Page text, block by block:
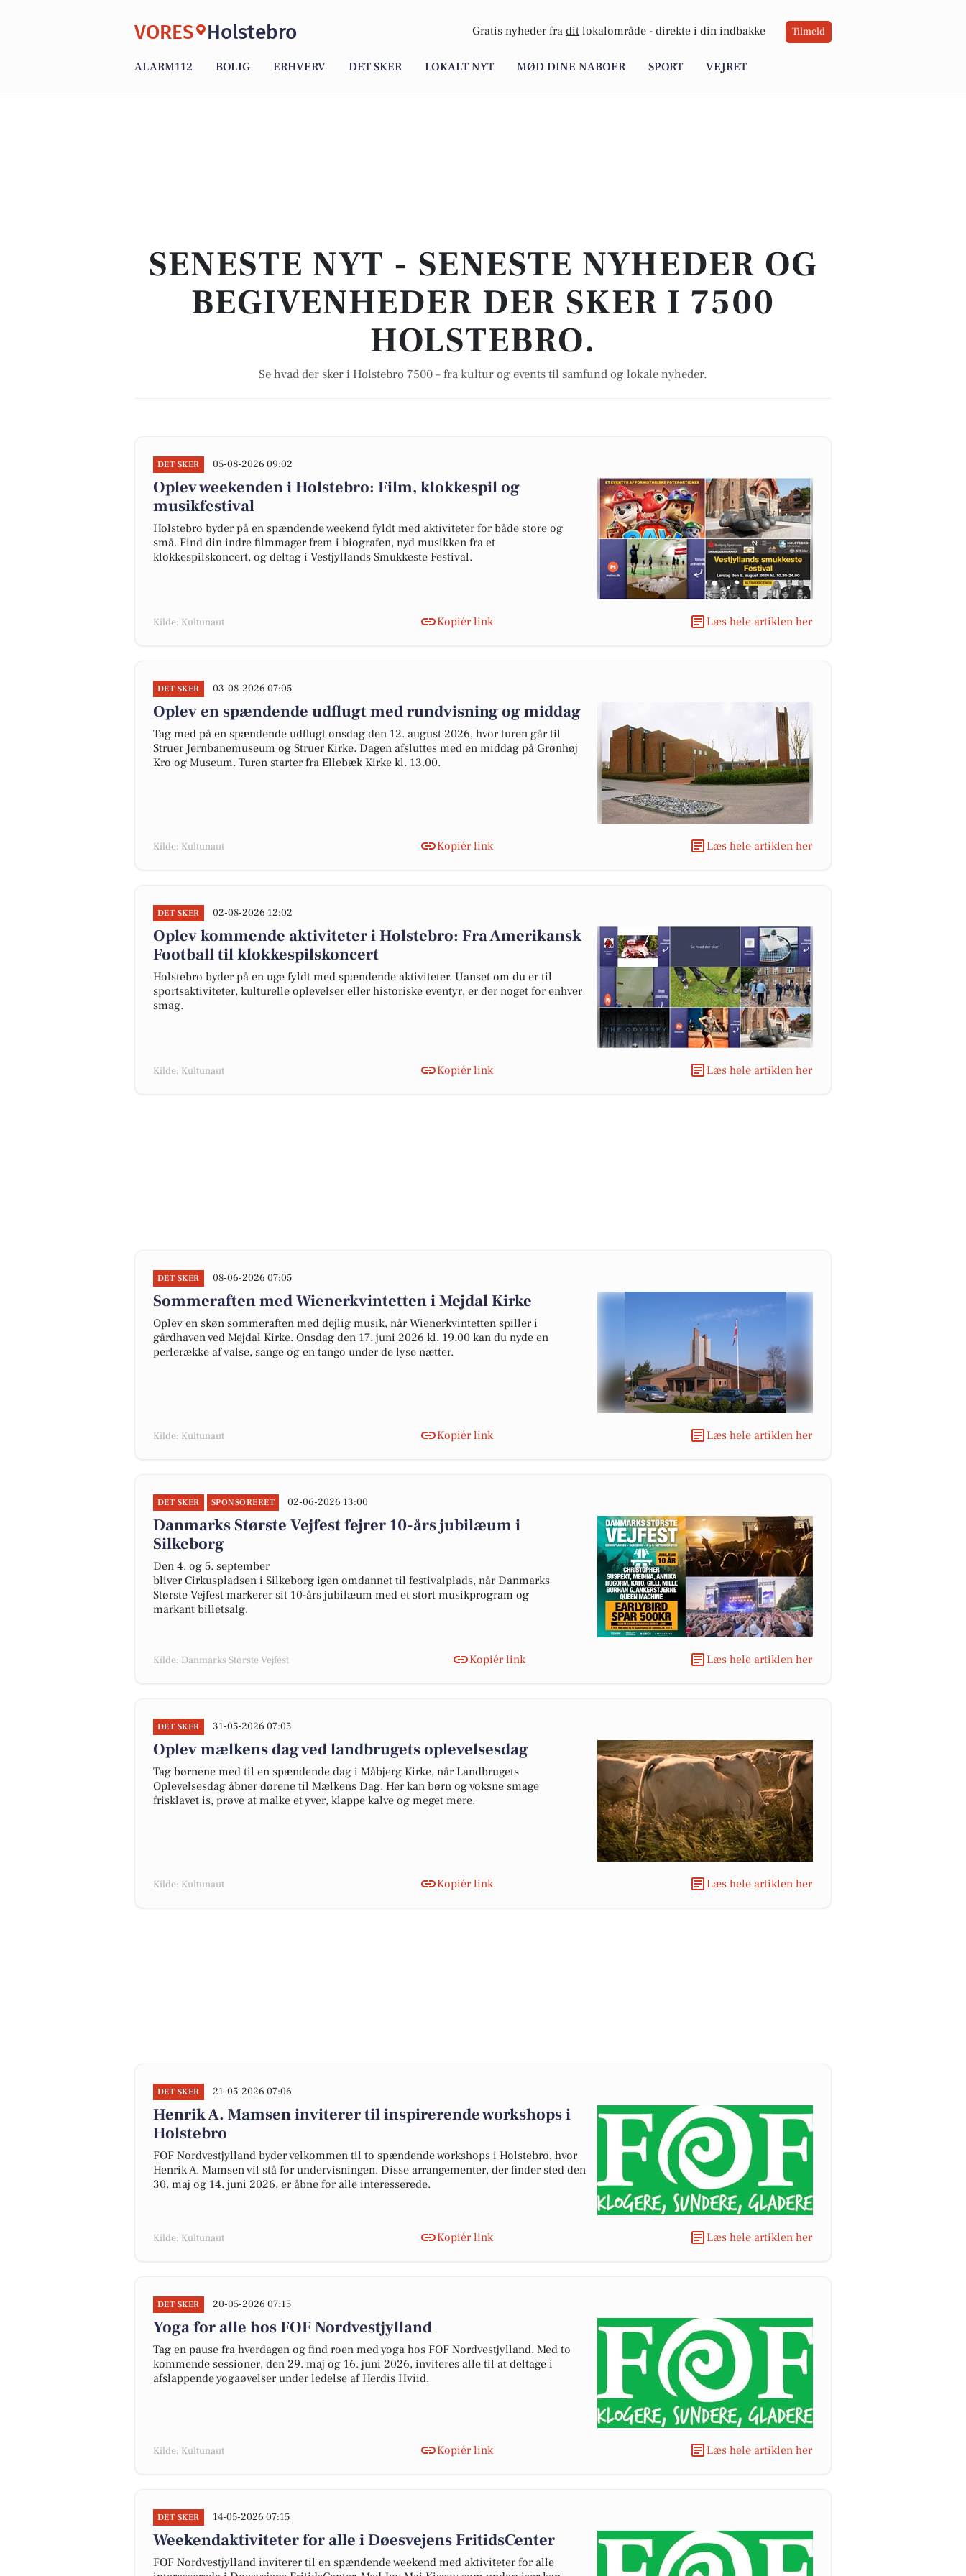
VORES Holstebro Gratis nyheder fra dit lokalområde - direkte i din indbakke Tilmeld
ALARM112 BOLIG ERHVERV DET SKER LOKALT NYT MØD DINE NABOER SPORT VEJRET
SENESTE NYT - SENESTE NYHEDER OG
BEGIVENHEDER DER SKER I 7500
HOLSTEBRO.
Se hvad der sker i Holstebro 7500 – fra kultur og events til samfund og lokale nyheder.
DET SKER 05-08-2026 09:02
Oplev weekenden i Holstebro: Film, klokkespil og
musikfestival
Holstebro byder på en spændende weekend fyldt med aktiviteter for både store og
små. Find din indre filmmager frem i biografen, nyd musikken fra et
klokkespilskoncert, og deltag i Vestjyllands Smukkeste Festival.
Kilde: Kultunaut Kopiér link Læs hele artiklen her
DET SKER 03-08-2026 07:05
Oplev en spændende udflugt med rundvisning og middag
Tag med på en spændende udflugt onsdag den 12. august 2026, hvor turen går til
Struer Jernbanemuseum og Struer Kirke. Dagen afsluttes med en middag på Grønhøj
Kro og Museum. Turen starter fra Ellebæk Kirke kl. 13.00.
Kilde: Kultunaut Kopiér link Læs hele artiklen her
DET SKER 02-08-2026 12:02
Oplev kommende aktiviteter i Holstebro: Fra Amerikansk
Football til klokkespilskoncert
Holstebro byder på en uge fyldt med spændende aktiviteter. Uanset om du er til
sportsaktiviteter, kulturelle oplevelser eller historiske eventyr, er der noget for enhver
smag.
Kilde: Kultunaut Kopiér link Læs hele artiklen her
DET SKER 08-06-2026 07:05
Sommeraften med Wienerkvintetten i Mejdal Kirke
Oplev en skøn sommeraften med dejlig musik, når Wienerkvintetten spiller i
gårdhaven ved Mejdal Kirke. Onsdag den 17. juni 2026 kl. 19.00 kan du nyde en
perlerække af valse, sange og en tango under de lyse nætter.
Kilde: Kultunaut Kopiér link Læs hele artiklen her
DET SKER SPONSORERET 02-06-2026 13:00
Danmarks Største Vejfest fejrer 10-års jubilæum i
Silkeborg
Den 4. og 5. september
bliver Cirkuspladsen i Silkeborg igen omdannet til festivalplads, når Danmarks
Største Vejfest markerer sit 10-års jubilæum med et stort musikprogram og
markant billetsalg.
Kilde: Danmarks Største Vejfest Kopiér link Læs hele artiklen her
DET SKER 31-05-2026 07:05
Oplev mælkens dag ved landbrugets oplevelsesdag
Tag børnene med til en spændende dag i Måbjerg Kirke, når Landbrugets
Oplevelsesdag åbner dørene til Mælkens Dag. Her kan børn og voksne smage
frisklavet is, prøve at malke et yver, klappe kalve og meget mere.
Kilde: Kultunaut Kopiér link Læs hele artiklen her
DET SKER 21-05-2026 07:06
Henrik A. Mamsen inviterer til inspirerende workshops i
Holstebro
FOF Nordvestjylland byder velkommen til to spændende workshops i Holstebro, hvor
Henrik A. Mamsen vil stå for undervisningen. Disse arrangementer, der finder sted den
30. maj og 14. juni 2026, er åbne for alle interesserede.
Kilde: Kultunaut Kopiér link Læs hele artiklen her
DET SKER 20-05-2026 07:15
Yoga for alle hos FOF Nordvestjylland
Tag en pause fra hverdagen og find roen med yoga hos FOF Nordvestjylland. Med to
kommende sessioner, den 29. maj og 16. juni 2026, inviteres alle til at deltage i
afslappende yogaøvelser under ledelse af Herdis Hviid.
Kilde: Kultunaut Kopiér link Læs hele artiklen her
DET SKER 14-05-2026 07:15
Weekendaktiviteter for alle i Døesvejens FritidsCenter
FOF Nordvestjylland inviterer til en spændende weekend med aktiviteter for alle